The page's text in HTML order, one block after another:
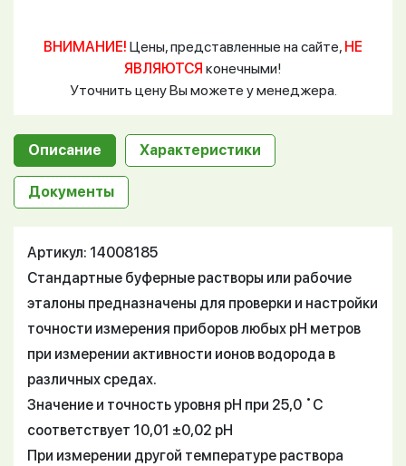
ВНИМАНИЕ! Цены, представленные на сайте, НЕ
ЯВЛЯЮТСЯ конечными!
Уточнить цену Вы можете у менеджера.
Описание Характеристики
Документы
Артикул: 14008185
Стандартные буферные растворы или рабочие
эталоны предназначены для проверки и настройки
точности измерения приборов любых pH метров
при измерении активности ионов водорода в
различных средах.
Значение и точность уровня pH при 25,0 ˚C
соответствует 10,01 ±0,02 pH
При измерении другой температуре раствора